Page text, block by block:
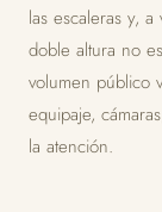
las escaleras y,
doble altura no
volumen público
equipaje,
la atención.